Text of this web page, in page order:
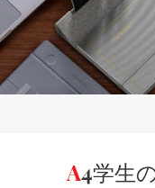
A4学